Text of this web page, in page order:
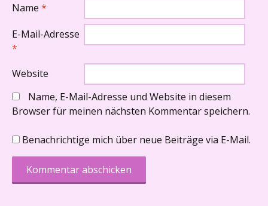
Name *
E-Mail-Adresse
*
Website
Name, E-Mail-Adresse und Website in diesem
Browser für meinen nächsten Kommentar speichern.
Benachrichtige mich über neue Beiträge via E-Mail.